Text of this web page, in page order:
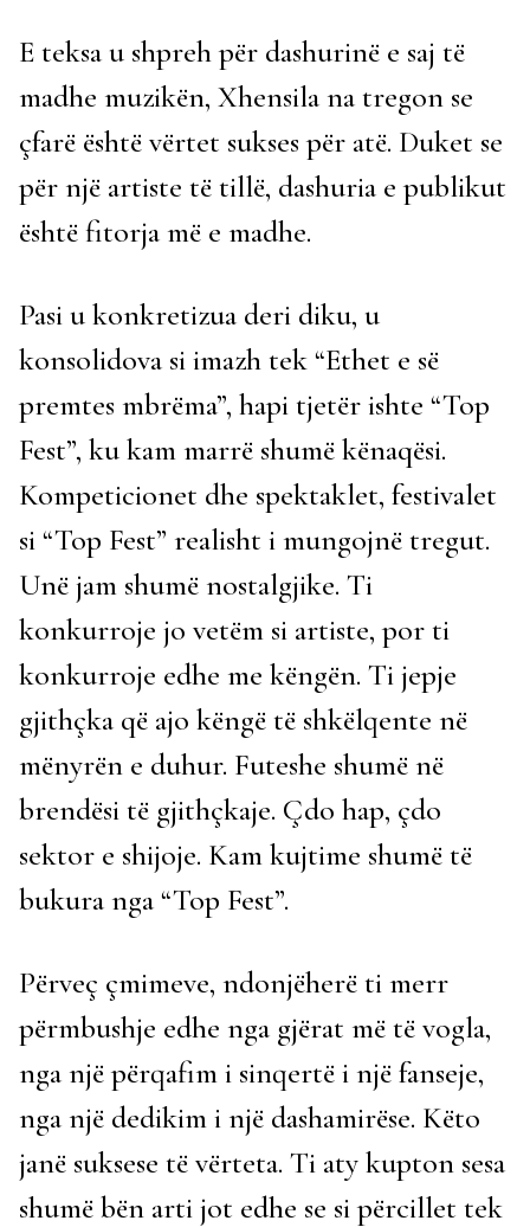
E teksa u shpreh për dashurinë e saj të
madhe muzikën, Xhensila na tregon se
çfarë është vërtet sukses për atë. Duket se
për një artiste të tillë, dashuria e publikut
është fitorja më e madhe.
Pasi u konkretizua deri diku, u
konsolidova si imazh tek “Ethet e së
premtes mbrëma”, hapi tjetër ishte “Top
Fest”, ku kam marrë shumë kënaqësi.
Kompeticionet dhe spektaklet, festivalet
si “Top Fest” realisht i mungojnë tregut.
Unë jam shumë nostalgjike. Ti
konkurroje jo vetëm si artiste, por ti
konkurroje edhe me këngën. Ti jepje
gjithçka që ajo këngë të shkëlqente në
mënyrën e duhur. Futeshe shumë në
brendësi të gjithçkaje. Çdo hap, çdo
sektor e shijoje. Kam kujtime shumë të
bukura nga “Top Fest”.
Përveç çmimeve, ndonjëherë ti merr
përmbushje edhe nga gjërat më të vogla,
nga një përqafim i sinqertë i një fanseje,
nga një dedikim i një dashamirëse. Këto
janë suksese të vërteta. Ti aty kupton sesa
shumë bën arti jot edhe se si përcillet tek